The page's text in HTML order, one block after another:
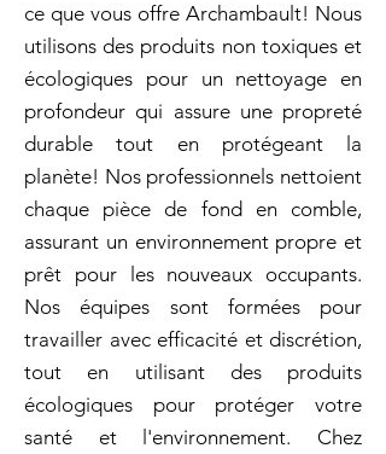
ce que vous offre Archambault! Nous
utilisons des produits non toxiques et
écologiques pour un nettoyage en
profondeur qui assure une propreté
durable tout en protégeant la
planète! Nos professionnels nettoient
chaque pièce de fond en comble,
assurant un environnement propre et
prêt pour les nouveaux occupants.
Nos équipes sont formées pour
travailler avec efficacité et discrétion,
tout en utilisant des produits
écologiques pour protéger votre
santé et l'environnement. Chez